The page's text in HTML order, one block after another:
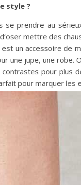
style ?
se prendre au
mettre des
un accessoire de
une jupe, une robe.
pour plus
pour marquer les